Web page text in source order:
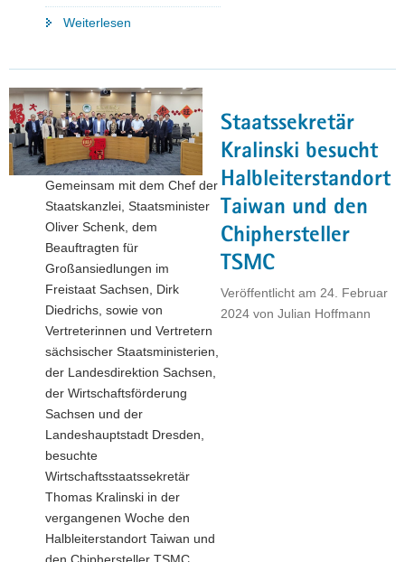
Weiterlesen
Italien"
Staatssekretär
Kralinski besucht
Halbleiterstandort
Taiwan und den
Chiphersteller
TSMC
Veröffentlicht am 24. Februar
2024 von Julian Hoffmann
Gemeinsam mit dem Chef der
Staatskanzlei, Staatsminister
Oliver Schenk, dem
Beauftragten für
Großansiedlungen im
Freistaat Sachsen, Dirk
Diedrichs, sowie von
Vertreterinnen und Vertretern
sächsischer Staatsministerien,
der Landesdirektion Sachsen,
der Wirtschaftsförderung
Sachsen und der
Landeshauptstadt Dresden,
besuchte
Wirtschaftsstaatssekretär
Thomas Kralinski in der
vergangenen Woche den
Halbleiterstandort Taiwan und
den Chiphersteller TSMC.